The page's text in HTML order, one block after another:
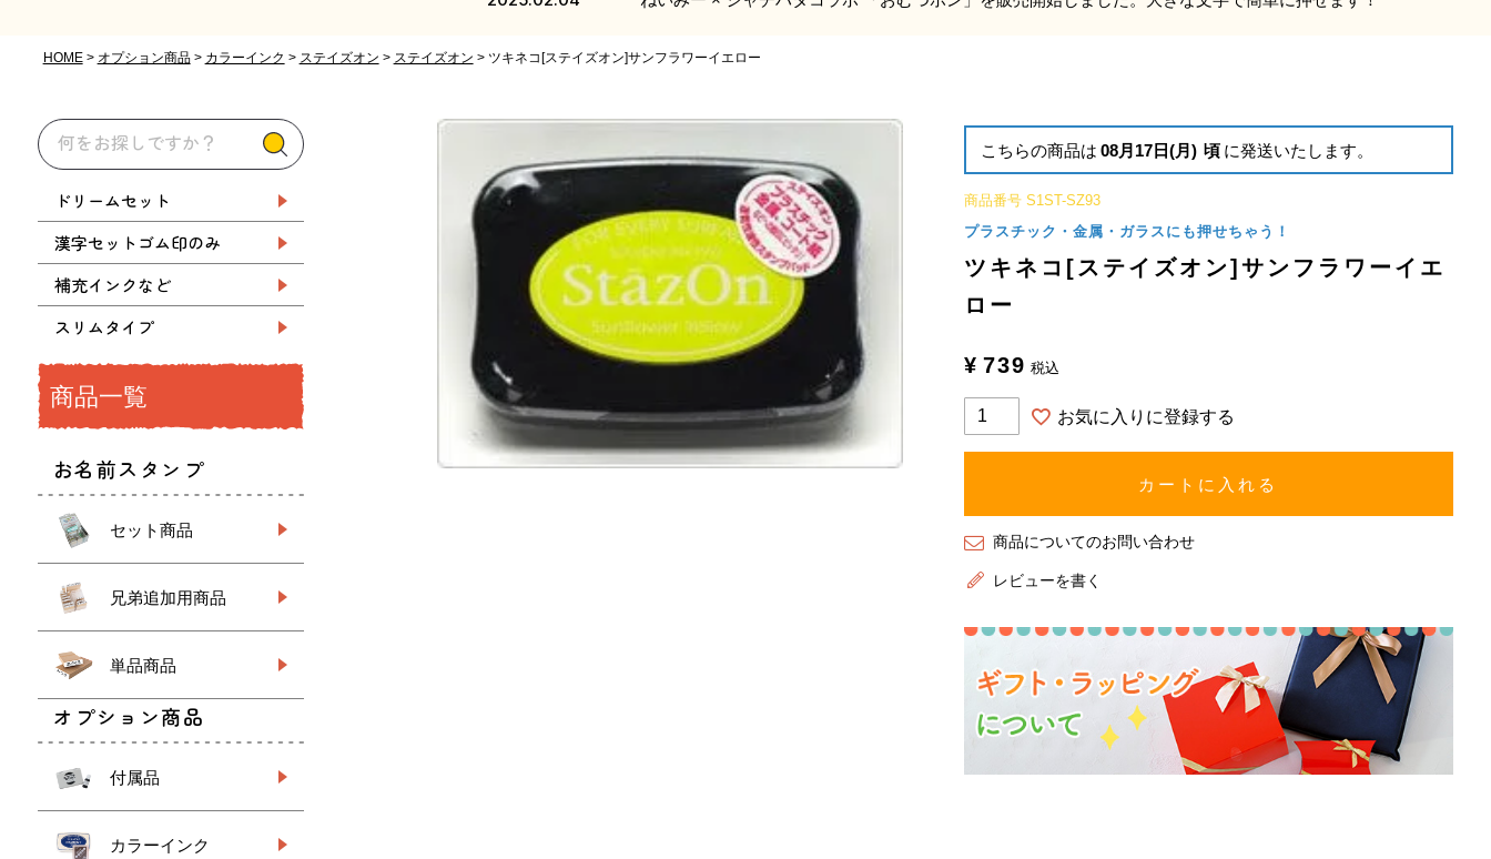
HOME オプション商品 カラーインク ステイズオン ステイズオン ツキネコ[ステイズオン]サンフラワーイエロー
ドリームセット
漢字セットゴム印のみ
補充インクなど
スリムタイプ
商品一覧
お名前スタンプ
セット商品
兄弟追加用商品
単品商品
オプション商品
付属品
カラーインク
こちらの商品は 08月17日(月) 頃 に発送いたします。
商品番号 S1ST-SZ93
プラスチック・金属・ガラスにも押せちゃう！
ツキネコ[ステイズオン]サンフラワーイエ
ロー
¥ 739 税込
お気に入りに登録する
カートに入れる
商品についてのお問い合わせ
レビューを書く